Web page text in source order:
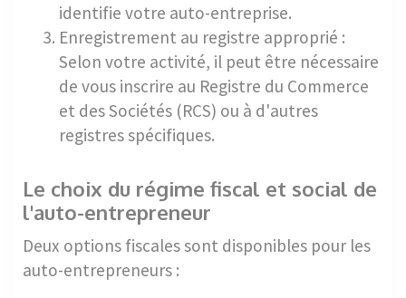
identifie votre auto-entreprise.
Enregistrement au registre approprié :
Selon votre activité, il peut être nécessaire
de vous inscrire au Registre du Commerce
et des Sociétés (RCS) ou à d'autres
registres spécifiques.
Le choix du régime fiscal et social de
l'auto-entrepreneur
Deux options fiscales sont disponibles pour les
auto-entrepreneurs :